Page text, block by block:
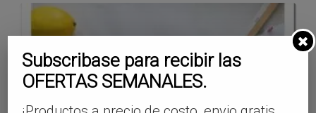
Subscribase para recibir las
OFERTAS SEMANALES.